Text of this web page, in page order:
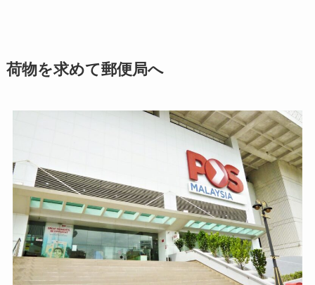
荷物を求めて郵便局へ